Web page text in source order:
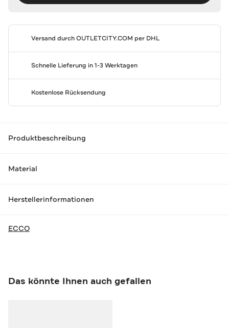
Versand durchOUTLETCITY.COM per DHL
Schnelle Lieferung in 1-3 Werktagen
Kostenlose Rücksendung
Produktbeschreibung
Material
Herstellerinformationen
ECCO
Das könnte Ihnen auch gefallen